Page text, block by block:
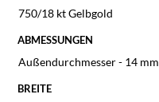
750/18 kt Gelbgold
ABMESSUNGEN
Außendurchmesser - 14 mm
BREITE